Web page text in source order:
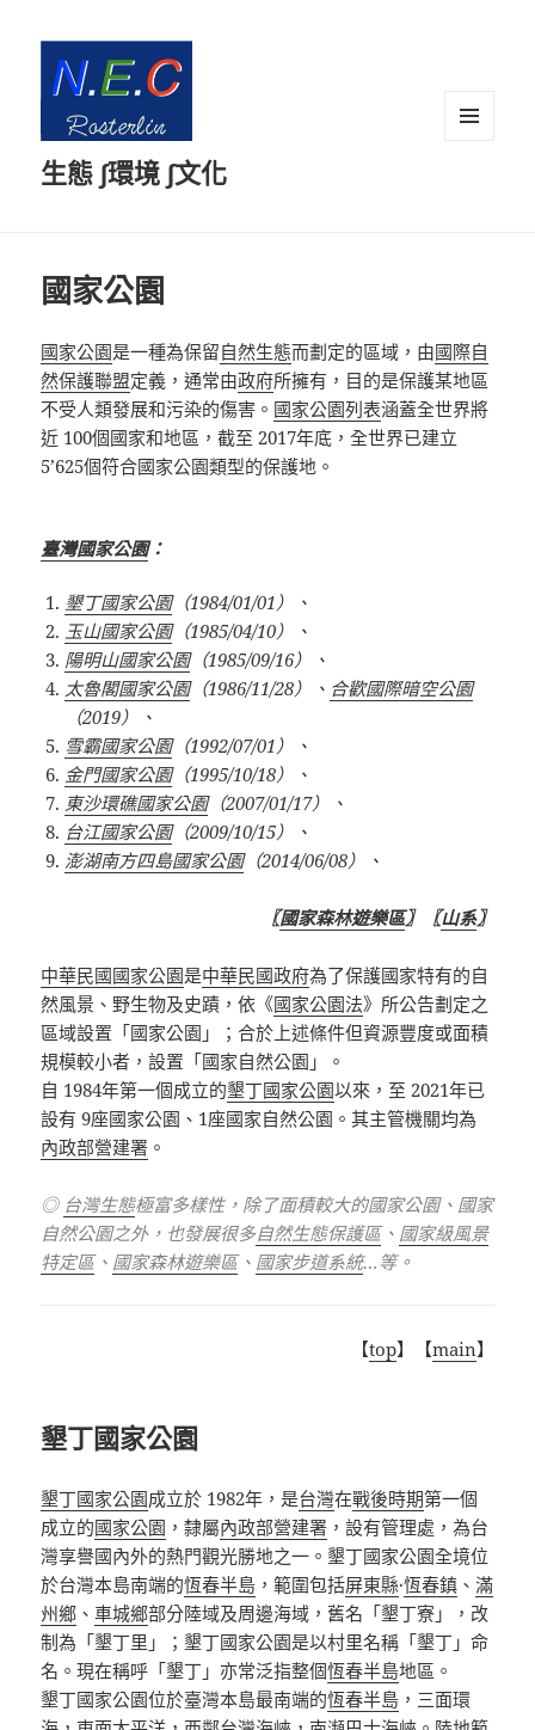
生態 ∫環境 ∫文化
國家公園
國家公園是一種為保留自然生態而劃定的區域，由國際自
然保護聯盟定義，通常由政府所擁有，目的是保護某地區
不受人類發展和污染的傷害。 國家公園列表涵蓋全世界將
近 100個國家和地區，截至 2017年底，全世界已建立
5’625個符合國家公園類型的保護地。
臺灣國家公園：
墾丁國家公園（1984/01/01）、
玉山國家公園（1985/04/10）、
陽明山國家公園（1985/09/16）、
太魯閣國家公園（1986/11/28）、 合歡國際暗空公園
（2019）、
雪霸國家公園（1992/07/01）、
金門國家公園（1995/10/18）、
東沙環礁國家公園（2007/01/17）、
台江國家公園（2009/10/15）、
澎湖南方四島國家公園（2014/06/08）、
〖國家森林遊樂區〗〖山系〗
中華民國國家公園是中華民國政府為了保護國家特有的自
然風景、野生物及史蹟，依《國家公園法》所公告劃定之
區域設置「國家公園」；合於上述條件但資源豐度或面積
規模較小者，設置「國家自然公園」。
自 1984年第一個成立的墾丁國家公園以來，至 2021年已
設有 9座國家公園、 1座國家自然公園。其主管機關均為
內政部營建署 。
◎ 台灣生態極富多樣性，除了面積較大的國家公園、國家
自然公園之外，也發展很多自然生態保護區、 國家級風景
特定區、 國家森林遊樂區、 國家步道系統…等。
【top】【main】
墾丁國家公園
墾丁國家公園成立於 1982年，是台灣在戰後時期第一個
成立的國家公園 ，隸屬內政部營建署 ，設有管理處，為台
灣享譽國內外的熱門觀光勝地之一。墾丁國家公園全境位
於台灣本島南端的恆春半島 ，範圍包括屏東縣·恆春鎮 、滿
州鄉 、車城鄉部分陸域及周邊海域，舊名「墾丁寮」，改
制為「墾丁里」；墾丁國家公園是以村里名稱「墾丁」命
名。現在稱呼「墾丁」亦常泛指整個恆春半島地區。
墾丁國家公園位於臺灣本島最南端的恆春半島 ，三面環